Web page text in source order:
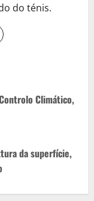
do ténis.
Climático,
da superfície,